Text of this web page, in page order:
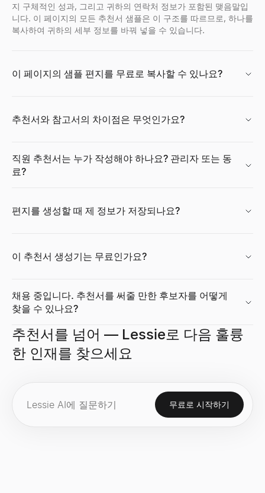
Facebook 프로필 뷰어
무료 AI 프로필 사진 생성기
CPM（노출단가）를 즉시 계산.광고 비용, 노출수를 입력하는만
무료 성장률 계산기. 초기 및 최종 값으로 단순 성장률과 CAGR
살펴보기→
모든 웹사이트의 기술을 확인하세요 — CMS, 프레임워크, 분석
지 구체적인 성과, 그리고 귀하의 연락처 정보가 포함된 맺음말입
니다. 이 페이지의 모든 추천서 샘플은 이 구조를 따르므로, 하나를
복사하여 귀하의 세부 정보를 바꿔 넣을 수 있습니다.
이 페이지의 샘플 편지를 무료로 복사할 수 있나요?
추천서와 참고서의 차이점은 무엇인가요?
직원 추천서는 누가 작성해야 하나요? 관리자 또는 동
료?
편지를 생성할 때 제 정보가 저장되나요?
이 추천서 생성기는 무료인가요?
채용 중입니다. 추천서를 써줄 만한 후보자를 어떻게
찾을 수 있나요?
추천서를 넘어 — Lessie로 다음 훌륭
한 인재를 찾으세요
무료로 시작하기